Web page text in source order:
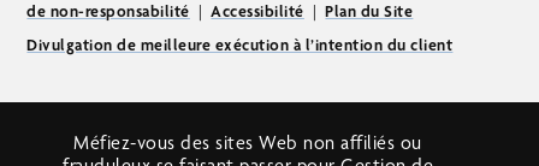
de non-responsabilité |Accessibilité |Plan du Site
Divulgation de meilleure exécution à l’intention du client
Méfiez-vous des sites Web non affiliés ou